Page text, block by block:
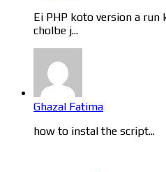
Ei PHP koto version a run
cholbe j...
Ghazal Fatima
how to instal the script...